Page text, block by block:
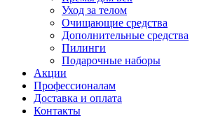
Уход за телом
Очищающие средства
Дополнительные средства
Пилинги
Подарочные наборы
Акции
Профессионалам
Доставка и оплата
Контакты